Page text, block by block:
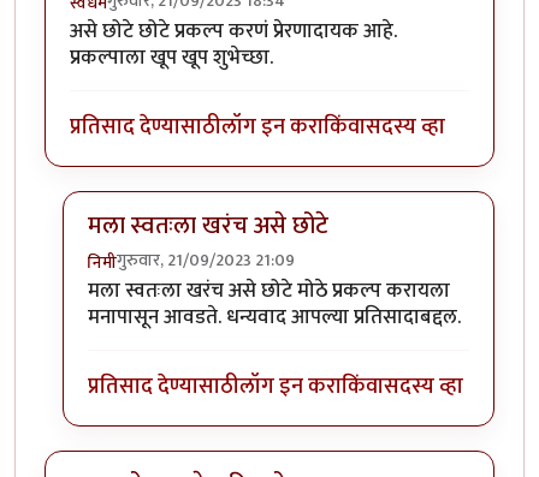
असे छोटे छोटे प्रकल्प करणं प्रेरणादायक आहे.
प्रकल्पाला खूप खूप शुभेच्छा.
प्रतिसाद देण्यासाठीलॉग इन कराकिंवासदस्य व्हा
मला स्वतःला खरंच असे छोटे
निमीगुरुवार, 21/09/2023 21:09
In reply toवा क्या बात हॅbyस्वधर्म
मला स्वतःला खरंच असे छोटे मोठे प्रकल्प करायला
मनापासून आवडते. धन्यवाद आपल्या प्रतिसादाबद्दल.
प्रतिसाद देण्यासाठीलॉग इन कराकिंवासदस्य व्हा